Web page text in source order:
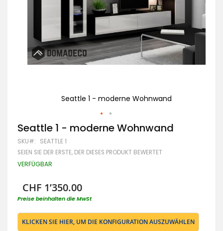
Seattle 1 - moderne Wohnwand
Zum
Anfang
der
Bildgalerie
springen
Seattle 1 - moderne Wohnwand
SKU SEATTLE 1
SEIEN SIE DER ERSTE, DER DIESES PRODUKT BEWERTET
VERFÜGBAR
CHF 1’350.00
Preise beinhalten die MwSt
KLICKEN SIE HIER, UM DIE KONFIGURATION AUSZUWÄHLEN